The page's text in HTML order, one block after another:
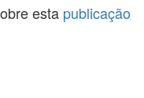
esta publicação